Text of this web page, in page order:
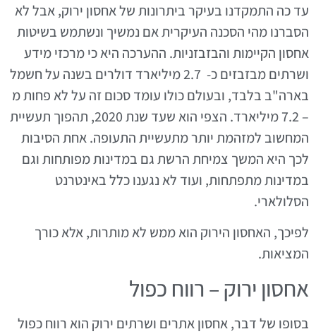
עד כה התמקדנו בעיקר ביתרונות של אחסון ירוק, אבל לא
הסברנו מהי הסכנה העיקרית אם נמשיך ונשתמש בשיטות
אחסון הקיימות והבזבזניות. ההערכה היא כי מרכזי מידע
ושרתים מבזבזים כ- 2.7 מיליארד דולרים בשנה על חשמל
בארה"ב בלבד, ובעולם כולו עומד סכום זה על לא פחות מ
– 7.2 מיליארד. הצפי הוא שעד שנת 2020, תהפוך תעשיית
המחשוב למזהמת יותר מתעשיית התעופה. אחת הסיבות
לכך היא המשך צמיחת הרשת גם במדינות מפותחות וגם
במדינות מתפתחות, ועוד לא נגענו כלל באינטרנט
הסלולארי.
לפיכך, האחסון הירוק הוא ממש לא מותרות, אלא כורך
המציאות.
אחסון ירוק – רווח כפול
בסופו של דבר, אחסון אתרים ושרתים ירוק הוא רווח כפול